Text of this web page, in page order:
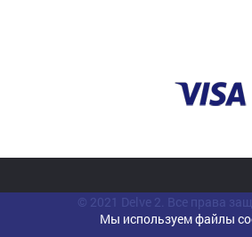
© 2021 Delve 2. Все права
Мы используем файлы